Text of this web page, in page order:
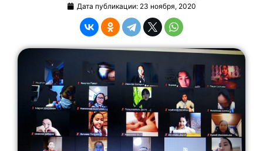
Дата публикации: 23 ноября, 2020